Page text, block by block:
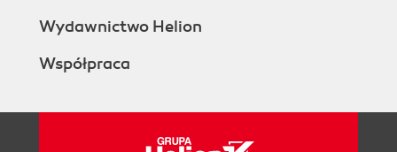
Wydawnictwo Helion
Współpraca